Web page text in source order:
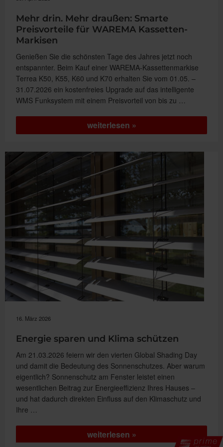
Mehr drin. Mehr draußen: Smarte
Preisvorteile für WAREMA Kassetten-
Markisen
Genießen Sie die schönsten Tage des Jahres jetzt noch
entspannter. Beim Kauf einer WAREMA-Kassettenmarkise
Terrea K50, K55, K60 und K70 erhalten Sie vom 01.05. –
31.07.2026 ein kostenfreies Upgrade auf das intelligente
WMS Funksystem mit einem Preisvorteil von bis zu …
„Mehr
drin.
Smarte
Preisvorteile
für
WAREMA
Kassetten-
Markisen“
weiterlesen
16. März 2026
Energie sparen und Klima schützen
Am 21.03.2026 feiern wir den vierten Global Shading Day
und damit die Bedeutung des Sonnenschutzes. Aber warum
eigentlich? Sonnenschutz am Fenster leistet einen
wesentlichen Beitrag zur Energieeffizienz Ihres Hauses –
und hat dadurch direkten Einfluss auf den Klimaschutz und
Ihre …
„Energie
sparen
weiterlesen